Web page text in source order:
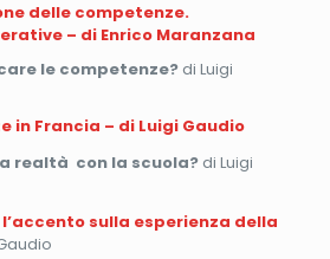
delle competenze.
– di Enrico Maranzana
le competenze?di Luigi
in Francia – di Luigi Gaudio
realtà con la scuola?di Luigi
l’accento sulla esperienza della